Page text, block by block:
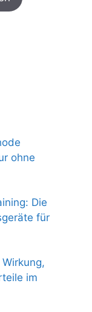
254,00 €.
ohne
Die
für
im